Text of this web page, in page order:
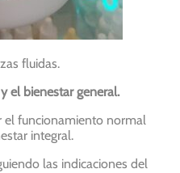
fluidas.
el bienestar general.
el funcionamiento normal
integral.
las indicaciones del